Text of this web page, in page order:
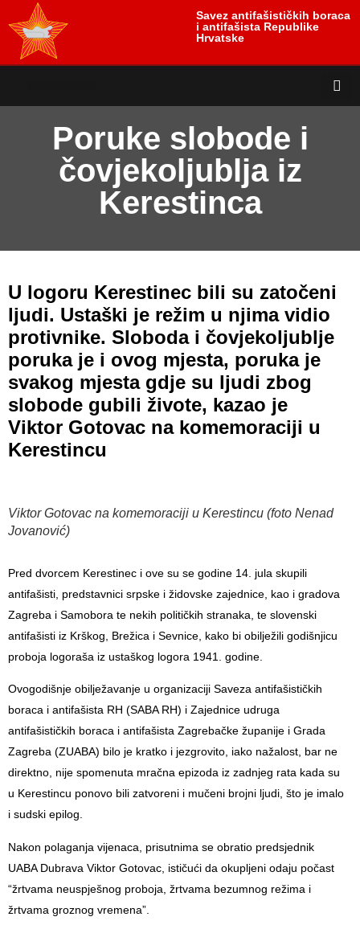
Savez antifašističkih boraca
i antifašista Republike
Hrvatske
Poruke slobode i
čovjekoljublja iz
Kerestinca
U logoru Kerestinec bili su zatočeni
ljudi. Ustaški je režim u njima vidio
protivnike. Sloboda i čovjekoljublje
poruka je i ovog mjesta, poruka je
svakog mjesta gdje su ljudi zbog
slobode gubili živote, kazao je
Viktor Gotovac na komemoraciji u
Kerestincu
Viktor Gotovac na komemoraciji u Kerestincu (foto Nenad
Jovanović)
Pred dvorcem Kerestinec i ove su se godine 14. jula skupili
antifašisti, predstavnici srpske i židovske zajednice, kao i gradova
Zagreba i Samobora te nekih političkih stranaka, te slovenski
antifašisti iz Krškog, Brežica i Sevnice, kako bi obilježili godišnjicu
proboja logoraša iz ustaškog logora 1941. godine.
Ovogodišnje obilježavanje u organizaciji Saveza antifašističkih
boraca i antifašista RH (SABA RH) i Zajednice udruga
antifašističkih boraca i antifašista Zagrebačke županije i Grada
Zagreba (ZUABA) bilo je kratko i jezgrovito, iako nažalost, bar ne
direktno, nije spomenuta mračna epizoda iz zadnjeg rata kada su
u Kerestincu ponovo bili zatvoreni i mučeni brojni ljudi, što je imalo
i sudski epilog.
Nakon polaganja vijenaca, prisutnima se obratio predsjednik
UABA Dubrava Viktor Gotovac, ističući da okupljeni odaju počast
“žrtvama neuspješnog proboja, žrtvama bezumnog režima i
žrtvama groznog vremena”.